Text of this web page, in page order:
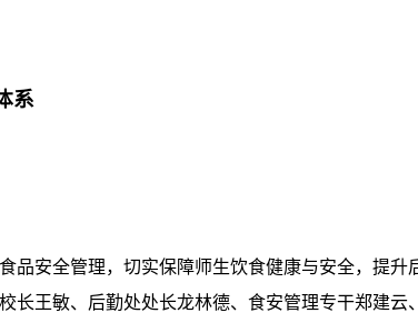
系
品安全管理，切实保障师生饮食健康与安全，提升
长王敏、后勤处处长龙林德、食安管理专干郑建